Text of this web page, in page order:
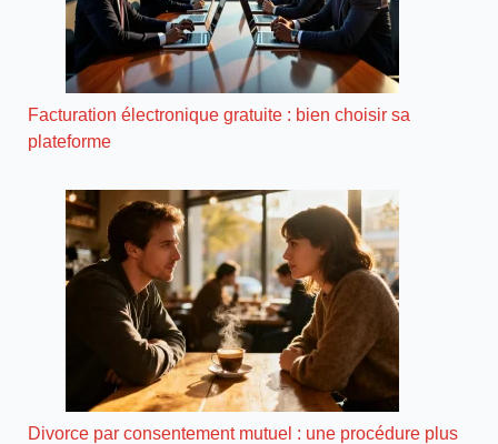
Facturation électronique gratuite : bien choisir sa
plateforme
Divorce par consentement mutuel : une procédure plus